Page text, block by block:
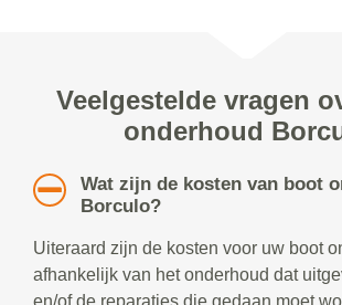
Veelgestelde vragen
onderhoud
Wat zijn de kosten van boot
Borculo?
Uiteraard zijn de kosten voor uw boot
afhankelijk van het onderhoud dat
en/of de reparaties die gedaan moet